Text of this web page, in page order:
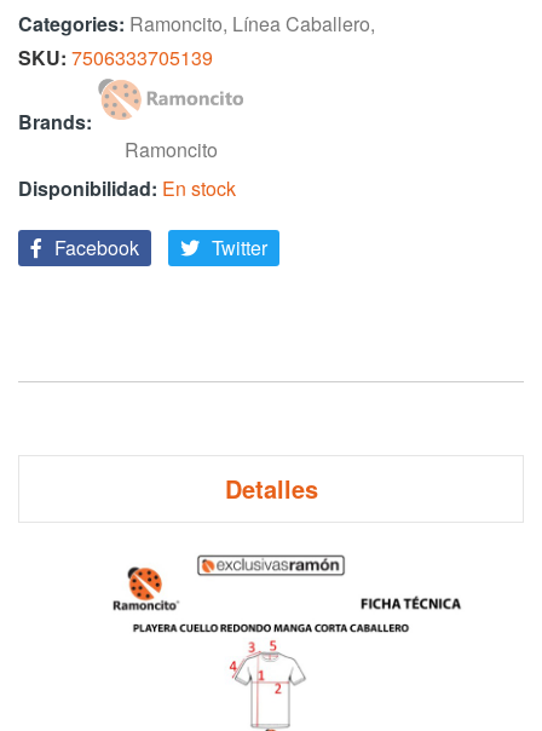
Categories: Ramoncito, Línea Caballero,
SKU 7506333705139
Brands:
Ramoncito
En stock
Facebook Twitter
Detalles